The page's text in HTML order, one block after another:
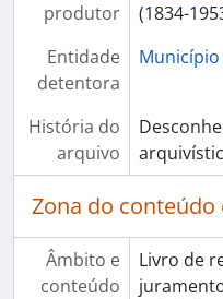
produtor
(1834-
Entidade
detentora
Município
História do
arquivo
Zona do
Âmbito e
conteúdo
Livro de